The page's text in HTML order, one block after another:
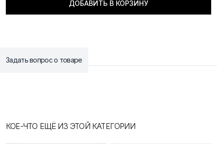
ДОБАВИТЬ В КОРЗИНУ
Задать вопрос о товаре
КОЕ-ЧТО ЕЩЁ ИЗ ЭТОЙ КАТЕГОРИИ